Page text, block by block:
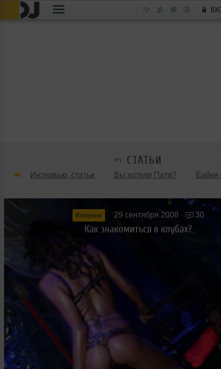
СТАТЬИ
Интервью, статьи Вы хотели Пати? Байки
Танцевальные стили Обзоры Вечеринок и
Мужчина & Женщина
Интервью 29 сентября 2008 30
Как знакомиться в клубах?